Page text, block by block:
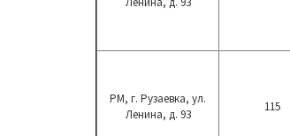
РМ, г. Рузаевка, ул.
Ленина, д. 93
115